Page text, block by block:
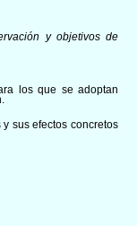
y objetivos de
los que se adoptan
sus efectos concretos